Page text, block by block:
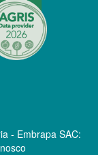
- Embrapa SAC: